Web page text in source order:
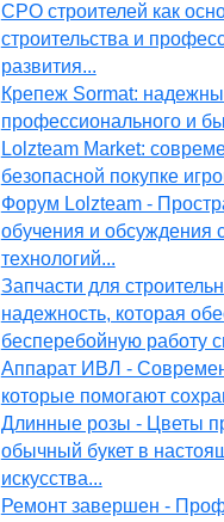
СРО строителей как
строительства и
развития...
Крепеж Sormat:
профессионального и
Lolzteam Market:
безопасной покупке
Форум Lolzteam -
обучения и обсуждения
технологий...
Запчасти для
надежность, которая
бесперебойную работу
Аппарат ИВЛ -
которые помогают
Длинные розы - Цветы
обычный букет в
искусства...
Ремонт завершен -